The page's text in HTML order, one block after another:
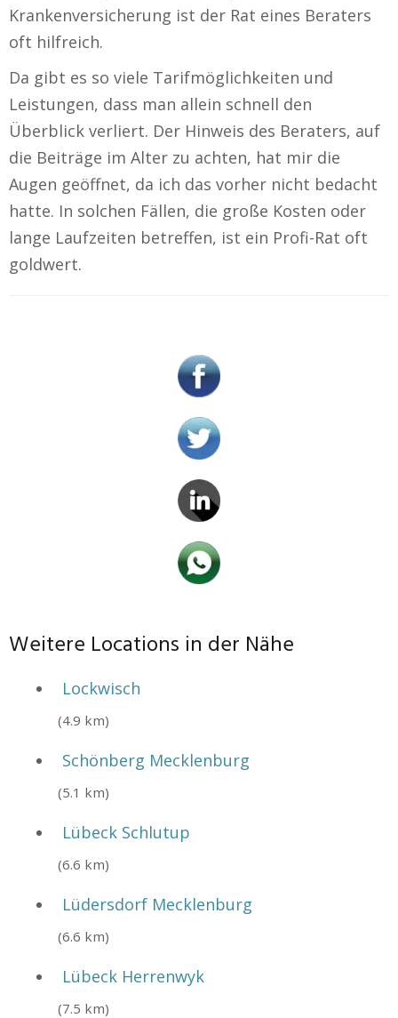
Krankenversicherung ist der Rat eines Beraters
oft hilfreich.
Da gibt es so viele Tarifmöglichkeiten und
Leistungen, dass man allein schnell den
Überblick verliert. Der Hinweis des Beraters, auf
die Beiträge im Alter zu achten, hat mir die
Augen geöffnet, da ich das vorher nicht bedacht
hatte. In solchen Fällen, die große Kosten oder
lange Laufzeiten betreffen, ist ein Profi-Rat oft
goldwert.
Weitere Locations in der Nähe
Lockwisch
(4.9 km)
Schönberg Mecklenburg
(5.1 km)
Lübeck Schlutup
(6.6 km)
Lüdersdorf Mecklenburg
(6.6 km)
Lübeck Herrenwyk
(7.5 km)